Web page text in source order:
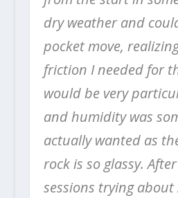
dry weather and
pocket move,
friction I needed for
would be very
and humidity was
actually wanted as
rock is so glassy.
sessions trying